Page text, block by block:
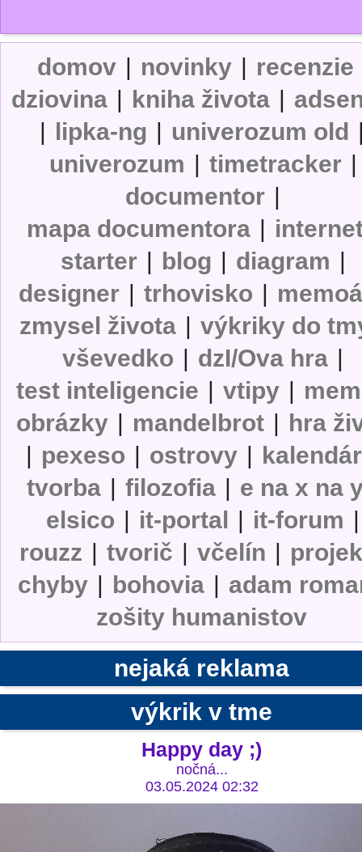
domov | novinky | recenzie
dziovina | kniha života |
| lipka-ng | univerozum old
univerozum | timetracker |
documentor |
mapa documentora |
starter | blog | diagram |
designer | trhovisko |
zmysel života | výkriky do
vševedko | dzI/Ova hra |
test inteligencie | vtipy |
obrázky | mandelbrot | hra
| pexeso | ostrovy | kalendár
tvorba | filozofia | e na x na
elsico | it-portal | it-forum |
rouzz | tvorič | včelín |
chyby | bohovia | adam
zošity humanistov
nejaká reklama
výkrik v tme
Happy day ;)
nočná...
03.05.2024 02:32